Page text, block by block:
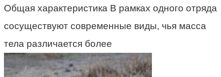
Общая характеристика В рамках одного отряда
сосуществуют современные виды, чья масса
тела различается более